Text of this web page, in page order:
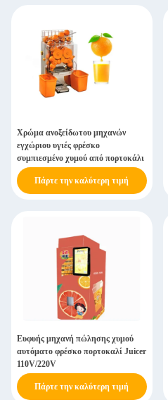
Χρώμα ανοξείδωτου μηχανών
εγχώριου υγιές φρέσκο
συμπιεσμένο χυμού από πορτοκάλι
Πάρτε την καλύτερη τιμή
Ευφυής μηχανή πώλησης χυμού
αυτόματο φρέσκο πορτοκαλί Juicer
110V/220V
Πάρτε την καλύτερη τιμή